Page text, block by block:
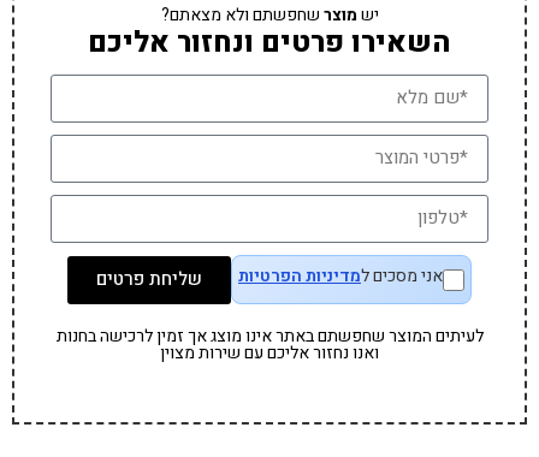
ישמוצרשחפשתם ולא מצאתם?
השאירו פרטים ונחזור אליכם
אני מסכים למדיניות הפרטיות שליחת פרטים
לעיתים המוצר שחפשתם באתר אינו מוצג אך זמין לרכישה בחנות
ואנו נחזור אליכם עם שירות מצוין